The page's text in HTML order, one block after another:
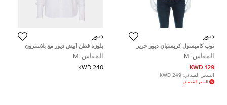
ديور
توب كاميسول كريستيان ديور حرير
دانتيل بيج مورد M
المقاس: M
129 KWD
السعر المبدئي: 249 KWD
السعر المُخفض
ديور
بلوزة قطن أبيض ديور مع بلاسترون
مقاس متوسط
المقاس: M
240 KWD